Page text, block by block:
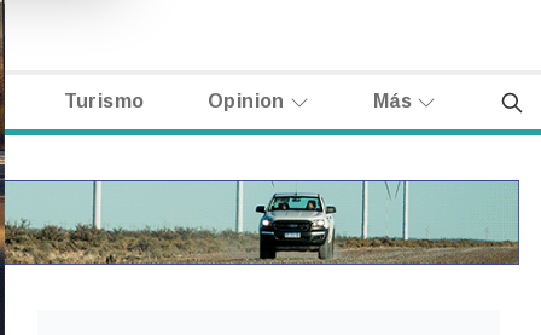
Turismo Opinion Más